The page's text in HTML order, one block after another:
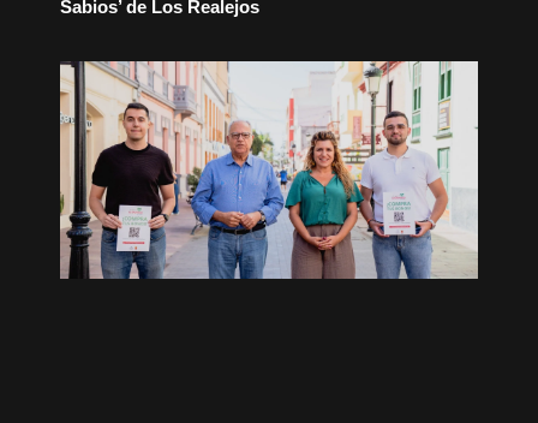
Sabios’ de Los Realejos